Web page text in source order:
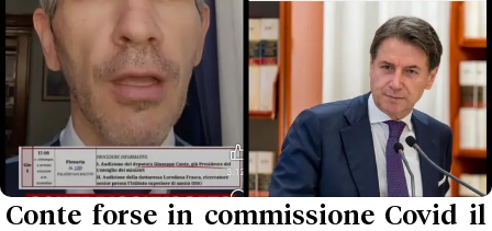
Conte forse in commissione Covid il